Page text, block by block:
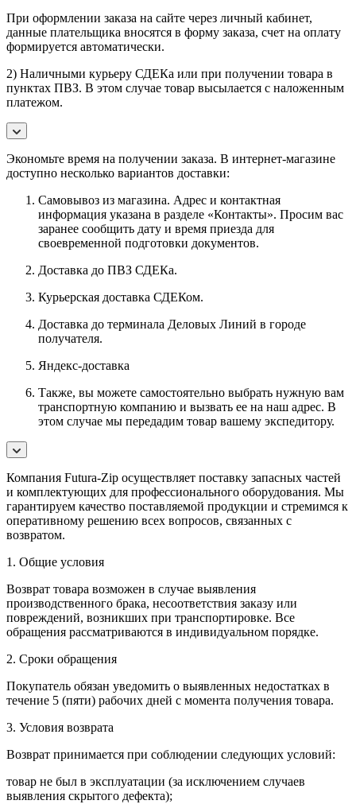
При оформлении заказа на сайте через личный кабинет,
данные плательщика вносятся в форму заказа, счет на оплату
формируется автоматически.
2) Наличными курьеру СДЕКа или при получении товара в
пунктах ПВЗ. В этом случае товар высылается с наложенным
платежом.
Экономьте время на получении заказа. В интернет-магазине
доступно несколько вариантов доставки:
Самовывоз из магазина. Адрес и контактная
информация указана в разделе «Контакты». Просим вас
заранее сообщить дату и время приезда для
своевременной подготовки документов.
Доставка до ПВЗ СДЕКа.
Курьерская доставка СДЕКом.
Доставка до терминала Деловых Линий в городе
получателя.
Яндекс-доставка
Также, вы можете самостоятельно выбрать нужную вам
транспортную компанию и вызвать ее на наш адрес. В
этом случае мы передадим товар вашему экспедитору.
Компания Futura-Zip осуществляет поставку запасных частей
и комплектующих для профессионального оборудования. Мы
гарантируем качество поставляемой продукции и стремимся к
оперативному решению всех вопросов, связанных с
возвратом.
1. Общие условия
Возврат товара возможен в случае выявления
производственного брака, несоответствия заказу или
повреждений, возникших при транспортировке. Все
обращения рассматриваются в индивидуальном порядке.
2. Сроки обращения
Покупатель обязан уведомить о выявленных недостатках в
течение 5 (пяти) рабочих дней с момента получения товара.
3. Условия возврата
Возврат принимается при соблюдении следующих условий:
товар не был в эксплуатации (за исключением случаев
выявления скрытого дефекта);